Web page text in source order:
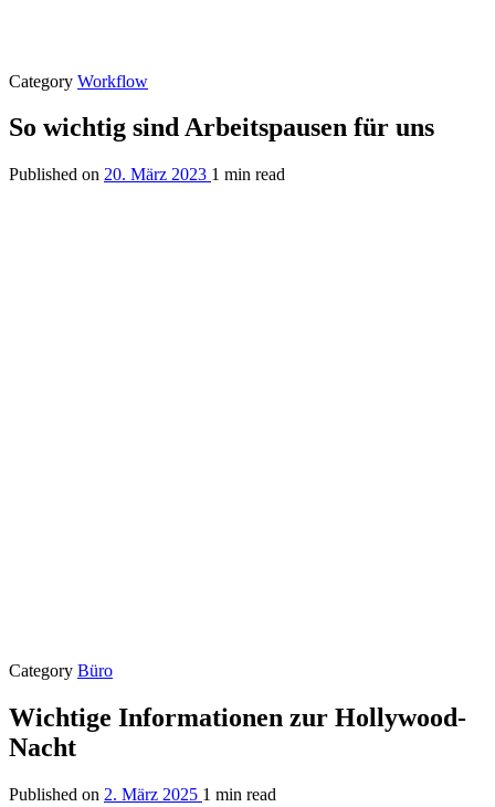
Category Workflow
So wichtig sind Arbeitspausen für uns
Published on 20. März 2023 1 min read
Category Büro
Wichtige Informationen zur Hollywood-
Nacht
Published on 2. März 2025 1 min read